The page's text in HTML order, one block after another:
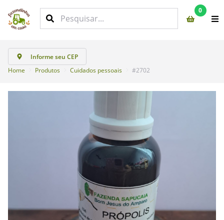
0
Informe seu CEP
Home
Produtos Cuidados pessoais #2702